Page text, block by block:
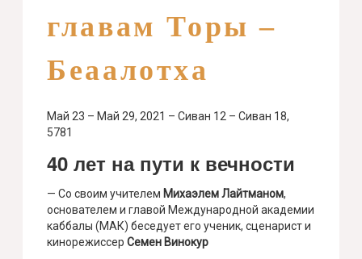
главам Торы –
Беаалотха
Май 23 – Май 29, 2021 – Сиван 12 – Сиван 18,
5781
40 лет на пути к вечности
— Со своим учителем Михаэлем Лайтманом,
основателем и главой Международной академии
каббалы (МАК) беседует его ученик, сценарист и
кинорежиссер Семен Винокур